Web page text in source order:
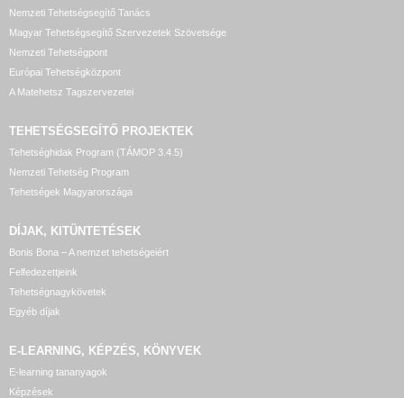
Nemzeti Tehetségsegítő Tanács
Magyar Tehetségsegítő Szervezetek Szövetsége
Nemzeti Tehetségpont
Európai Tehetségközpont
A Matehetsz Tagszervezetei
TEHETSÉGSEGÍTŐ PROJEKTEK
Tehetséghidak Program (TÁMOP 3.4.5)
Nemzeti Tehetség Program
Tehetségek Magyarországa
DÍJAK, KITÜNTETÉSEK
Bonis Bona – A nemzet tehetségeiért
Felfedezettjeink
Tehetségnagykövetek
Egyéb díjak
E-LEARNING, KÉPZÉS, KÖNYVEK
E-learning tananyagok
Képzések